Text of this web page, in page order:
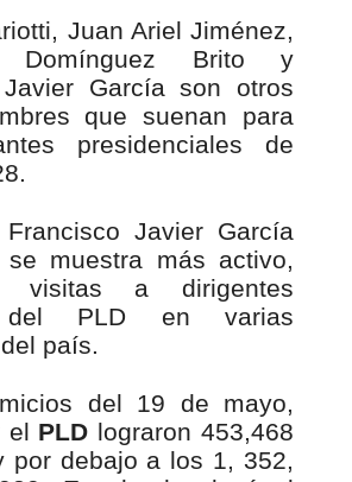
Juan Ariel Jiménez,
Domínguez Brito y
García son otros
que suenan para
presidenciales de
Javier García
muestra más activo,
visitas a dirigentes
del PLD en varias
país.
del 19 de mayo,
el PLD lograron 453,468
por debajo a los 1, 352,